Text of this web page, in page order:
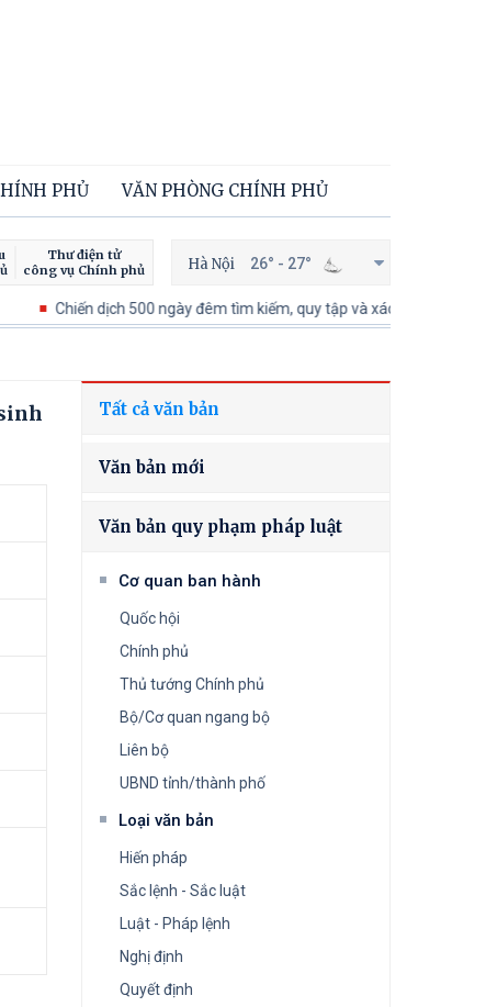
PHỦ VĂN PHÒNG CHÍNH PHỦ
Thư điện tử
công vụ Chính phủ
Hà Nội 26° - 27°
Chiến dịch 500 ngày đêm tìm kiếm, quy tập và xác định danh tính hài
Tất cả văn bản
Văn bản mới
Văn bản quy phạm pháp luật
Cơ quan ban hành
Quốc hội
Chính phủ
Thủ tướng Chính phủ
Bộ/Cơ quan ngang bộ
Liên bộ
UBND tỉnh/thành phố
Loại văn bản
Hiến pháp
Sắc lệnh - Sắc luật
Luật - Pháp lệnh
Nghị định
Quyết định